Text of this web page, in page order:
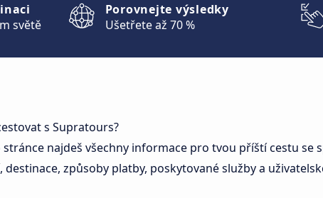
světě
Porovnejte výsledky
Ušetřete až 70 %
s Supratours?
stránce najdeš všechny informace pro tvou příští cestu se
destinace, způsoby platby, poskytované služby a